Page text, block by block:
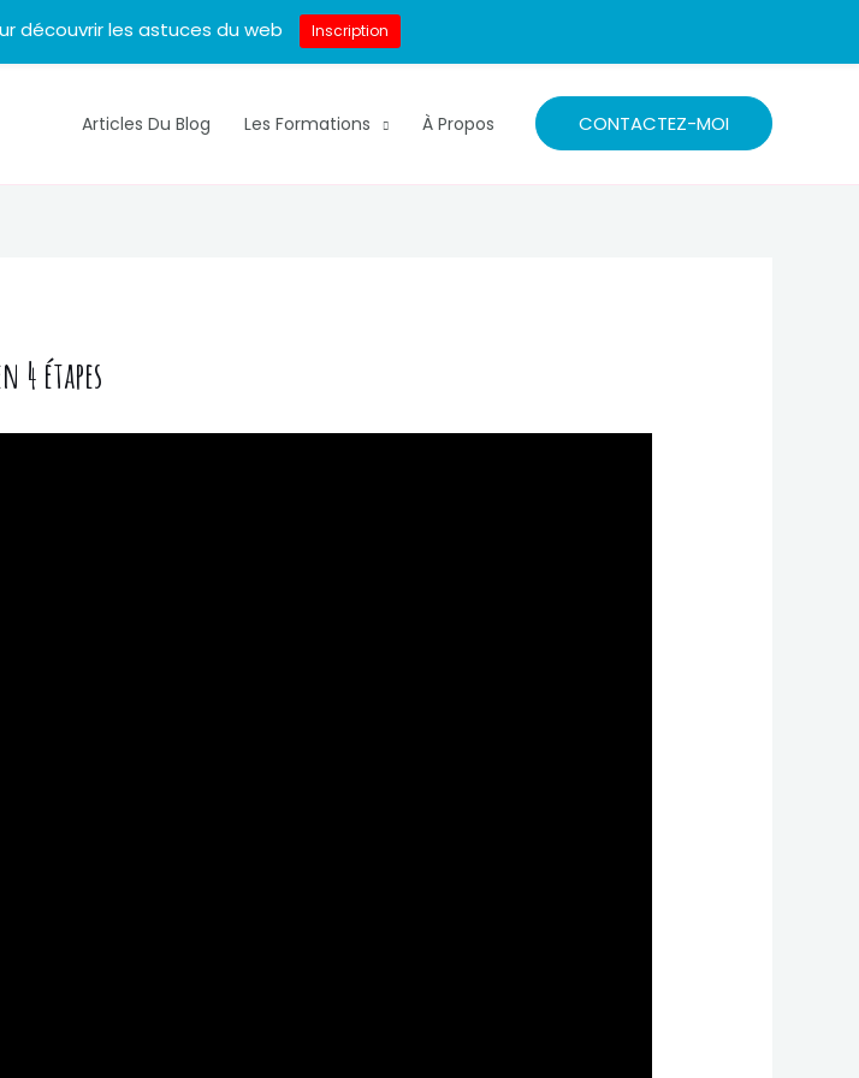
Articles Du Blog Les Formations À Propos CONTACTEZ-MOI
4 étapes
découvrir les astuces du web Inscription